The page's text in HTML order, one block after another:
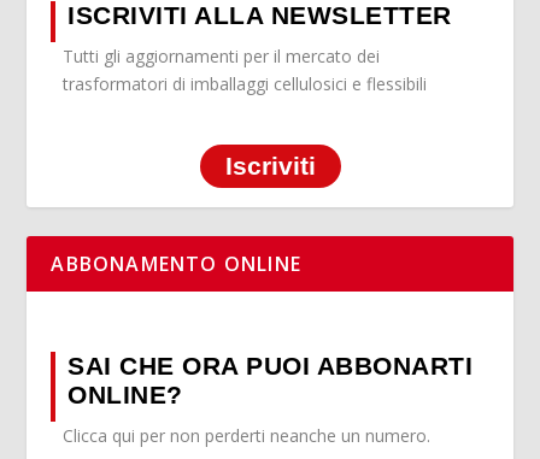
ISCRIVITI ALLA NEWSLETTER
Tutti gli aggiornamenti per il mercato dei
trasformatori di imballaggi cellulosici e flessibili
Iscriviti
ABBONAMENTO ONLINE
SAI CHE ORA PUOI ABBONARTI
ONLINE?
Clicca qui per non perderti neanche un numero.